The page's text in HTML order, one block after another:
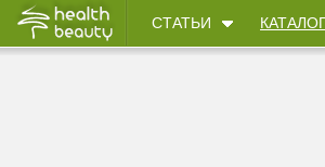
СТАТЬИ